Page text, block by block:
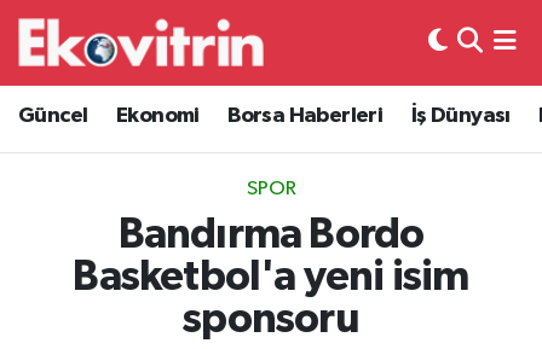
Güncel Ekonomi Borsa Haberleri İş Dünyası
SPOR
Bandırma Bordo
Basketbol'a yeni isim
sponsoru
Güncel
Ekonomi
Borsa Haberleri
İş Dünyası
Hava Durumu
Trafik Durumu
Süper Lig Puan Durumu ve Fikstür
Tüm Manşetler
Son Dakika Haberleri